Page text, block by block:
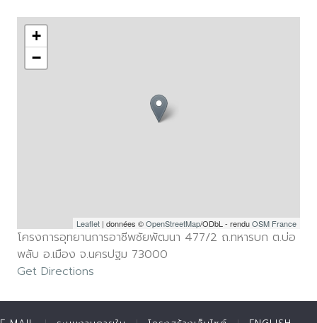
+
−
Leaflet| données ©OpenStreetMap/ODbL - renduOSM France
โครงการอุทยานการอาชีพชัยพัฒนา 477/2 ถ.ทหารบก ต.บ่อ
พลับ อ.เมือง จ.นครปฐม 73000
Get Directions